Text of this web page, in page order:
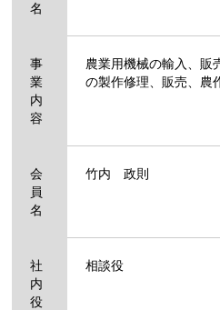
名
事
業
内
容
農業用機械の輸入、販
の製作修理、販売、農
会
員
名
竹内 政則
社
内
役
相談役